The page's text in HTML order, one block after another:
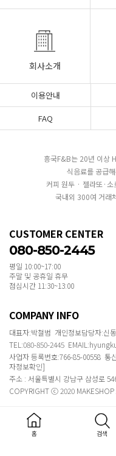
회사소개
이용안내
FAQ
흥국F&B는 20년 이상
식음료를 공급
커피 원두 · 젤라또·소
국내외 300여 거래
CUSTOMER CENTER
080-850-2445
평일 10:00~17:00
주말 및 공휴일 휴무
점심시간 11:30~13:00
COMPANY INFO
대표자:박철범 개인정보담당자:신
TEL:080-850-2445
사업자 등록번호:766-85-00558 통
자정보확인]
주소 : 서울특별시 강남구 삼성로
COPYRIGHT ⓒ 2020 MAKESHOP
홈 검색